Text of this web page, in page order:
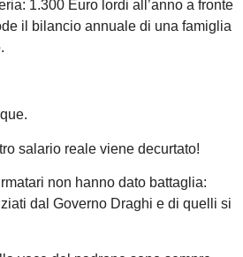
1.300 Euro lordi all’anno a fronte
il bilancio annuale di una famiglia
salario reale viene decurtato!
non hanno dato battaglia:
dal Governo Draghi e di quelli si